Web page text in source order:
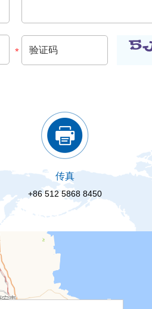
传真
+86 512 5868 8450